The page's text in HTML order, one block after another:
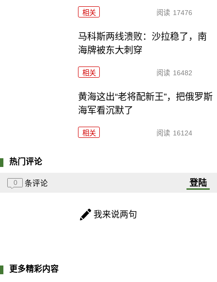
相关 阅读 17476
马科斯两线溃败：沙拉稳了，南
海牌被东大刺穿
相关 阅读 16482
黄海这出“老将配新王”，把俄罗斯
海军看沉默了
相关 阅读 16124
热门评论
0 条评论 登陆
我来说两句
更多精彩内容